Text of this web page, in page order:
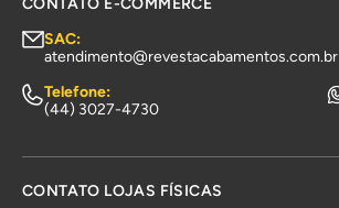
SAC:
atendimento@revestacabamentos.com.br
Telefone:
(44) 3027-4730
CONTATO LOJAS FÍSICAS